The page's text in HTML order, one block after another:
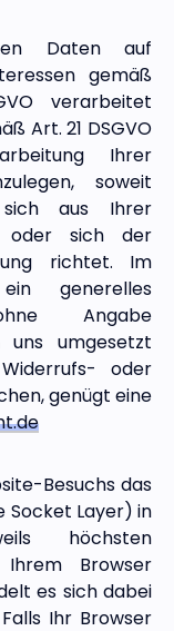
Daten auf
gemäß
verarbeitet
Art. 21 DSGVO
Ihrer
soweit
aus Ihrer
oder sich der
richtet. Im
generelles
Angabe
uns umgesetzt
oder
genügt eine
Besuchs das
Socket Layer) in
höchsten
Ihrem Browser
es sich dabei
Ihr Browser